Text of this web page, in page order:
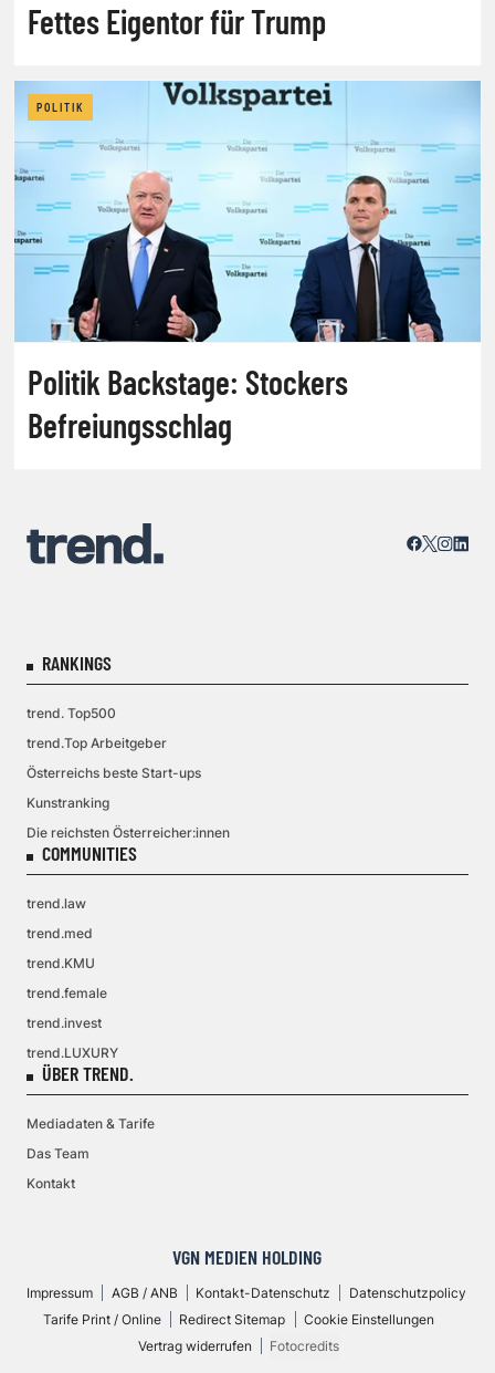
Fettes Eigentor für Trump
POLITIK
Politik Backstage: Stockers
Befreiungsschlag
RANKINGS
trend. Top500
trend.Top Arbeitgeber
Österreichs beste Start-ups
Kunstranking
Die reichsten Österreicher:innen
COMMUNITIES
trend.law
trend.med
trend.KMU
trend.female
trend.invest
trend.LUXURY
ÜBER TREND.
Mediadaten & Tarife
Das Team
Kontakt
VGN MEDIEN HOLDING
Impressum AGB / ANB Kontakt-Datenschutz
Datenschutzpolicy
Tarife Print / Online
Redirect Sitemap
Cookie Einstellungen
Vertrag widerrufen
Fotocredits